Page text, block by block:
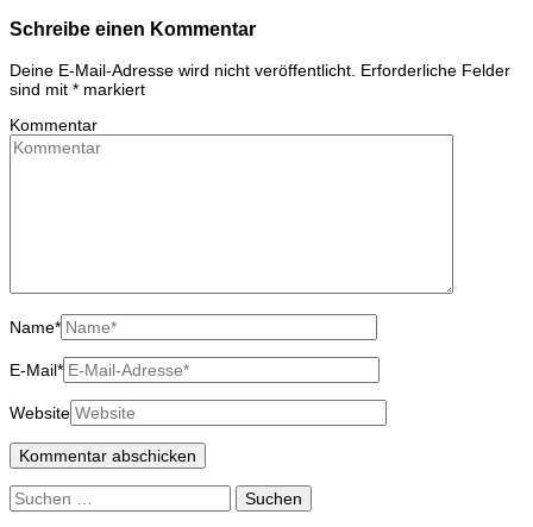
Schreibe einen Kommentar
Deine E-Mail-Adresse wird nicht veröffentlicht. Erforderliche Felder
sind mit * markiert
Kommentar
Name*
E-Mail*
Website
Suchen
nach: